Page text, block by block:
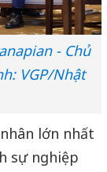
- Chủ
VGP/Nhật
lớn nhất
sự nghiệp